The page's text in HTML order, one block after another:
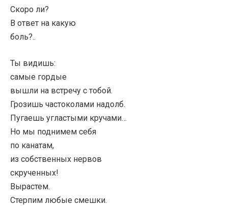
Скоро ли?
В ответ на какую
боль?..
Ты видишь:
самые гордые
вышли на встречу с тобой.
Грозишь частоколами надолб.
Пугаешь угластыми кручами…
Но мы поднимем себя
по канатам,
из собственных нервов
скрученных!
Вырастем.
Стерпим любые смешки.